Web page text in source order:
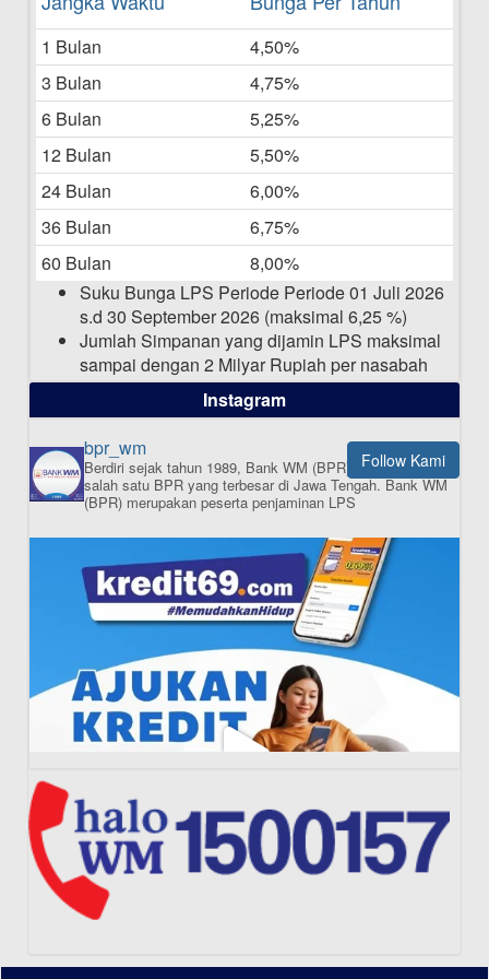
Laporan Keuangan Berkelanjutan
06-05-2025
Daftar Pemenang Undian TAMASHA
Bulan April 2025
15-04-2025
Pengumuman Nama Baru Perusahaan
1 Bulan
4,50%
3 Bulan
4,75%
6 Bulan
5,25%
12 Bulan
5,50%
24 Bulan
6,00%
36 Bulan
6,75%
60 Bulan
8,00%
Suku Bunga LPS Periode Periode 01 Juli 2026
s.d 30 September 2026 (maksimal 6,25 %)
Jumlah Simpanan yang dijamin LPS maksimal
sampai dengan 2 Milyar Rupiah per nasabah
dalam satu bank
ISI APLIKASI SEKARANG
Instagram
Follow Kami
bpr_wm
Berdiri sejak tahun 1989, Bank WM (BPR) merupakan
salah satu BPR yang terbesar di Jawa Tengah.Bank WM
(BPR) merupakan peserta penjaminan LPS